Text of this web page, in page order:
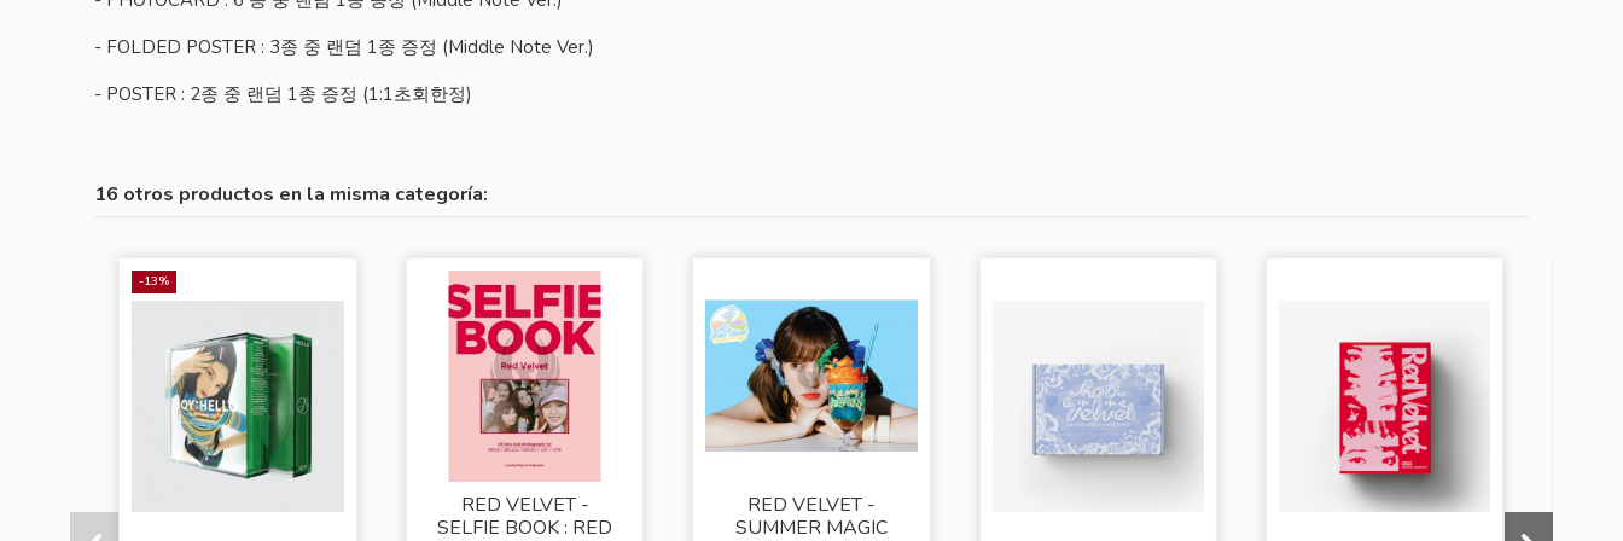
- FOLDED POSTER : 3종 중 랜덤 1종 증정 (Middle Note Ver.)
- POSTER : 2종 중 랜덤 1종 증정 (1:1초회한정)
16 otros productos en la misma categoría:
-13%
RED VELVET -
SELFIE BOOK : RED
RED VELVET -
SUMMER MAGIC